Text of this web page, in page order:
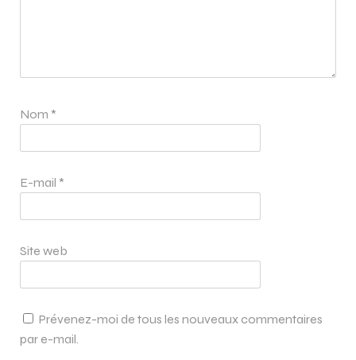
Nom *
E-mail *
Site web
Prévenez-moi de tous les nouveaux commentaires
par e-mail.